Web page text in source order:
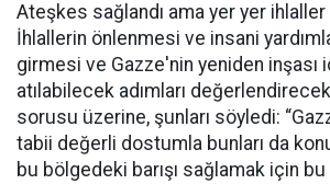
Ateşkes sağlandı ama yer yer
İhlallerin önlenmesi ve insani
girmesi ve Gazze'nin yeniden inşası
atılabilecek adımları
sorusu üzerine, şunları söyledi:
tabii değerli dostumla bunları da
bu bölgedeki barışı sağlamak için